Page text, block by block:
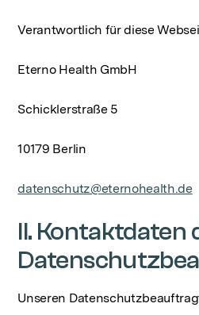
Verantwortlich für diese
Eterno Health GmbH
Schicklerstraße 5
10179 Berlin
datenschutz@eternohealth.de
II. Kontaktdaten
Unseren